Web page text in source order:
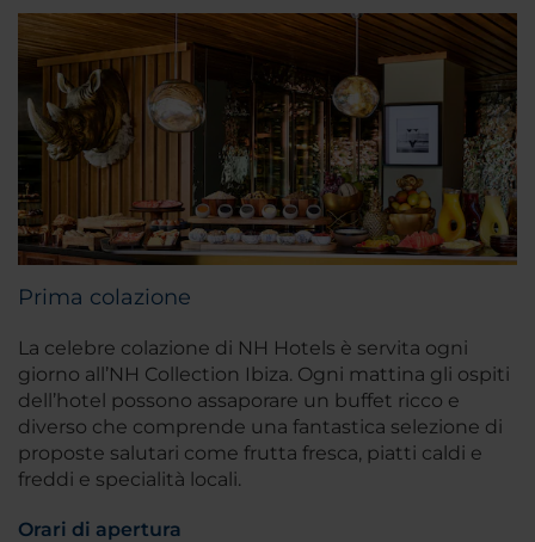
Prima colazione
La celebre colazione di NH Hotels è servita ogni
giorno all’NH Collection Ibiza. Ogni mattina gli ospiti
dell’hotel possono assaporare un buffet ricco e
diverso che comprende una fantastica selezione di
proposte salutari come frutta fresca, piatti caldi e
freddi e specialità locali.
Orari di apertura